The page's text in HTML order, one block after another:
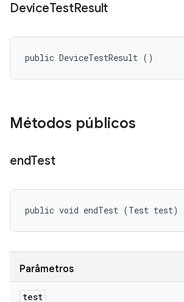
DeviceTestResult
public DeviceTestResult ()
Métodos públicos
endTest
public void endTest (Test test)
Parâmetros
test